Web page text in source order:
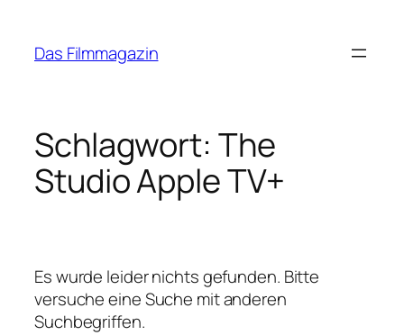
springen
Das Filmmagazin
Schlagwort: The
Studio Apple TV+
Es wurde leider nichts gefunden. Bitte
versuche eine Suche mit anderen
Suchbegriffen.